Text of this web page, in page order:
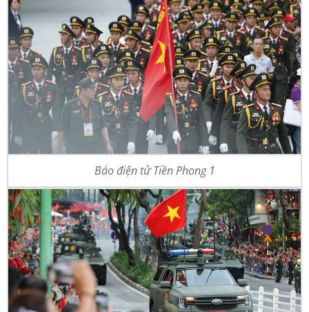
Báo điện tử Tiền Phong 1